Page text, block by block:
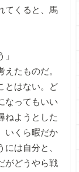
てくると、馬
たものだ。
とはない。ど
なってもいい
ねようとした
いくら暇だか
は自分と、
がどうやら戦